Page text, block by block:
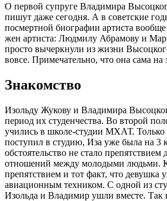
О первой супруге Владимира
пишут даже сегодня. А в советские
посмертной биографии артиста вообще
жен артиста: Людмилу Абрамову и
просто вычеркнули из жизни
вовсе. Примечательно, что она сама на
Знакомство
Изольду Жукову и Владимира
период их студенчества. Во второй
учились в школе-студии МХАТ. Только
поступил в студию, Иза уже была на 3
обстоятельство не стало препятствием
отношений между молодыми людьми.
препятствием и тот факт, что девушка
авиационным техником. С одной из
Изольда и Владимир ушли вместе. Так